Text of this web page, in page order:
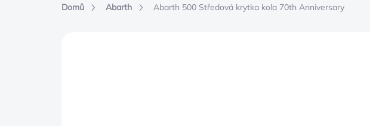
Domů Abarth Abarth 500 Středová krytka kola 70th Anniversary